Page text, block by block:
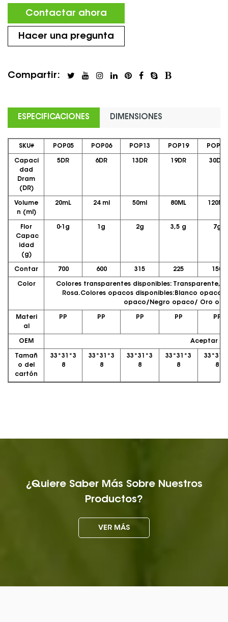
Contactar ahora
Hacer una pregunta
Compartir:
ESPECIFICACIONES DIMENSIONES
SKU# POP05 POP06 POP13 POP19 POP30
Capaci
dad
Dram
(DR)
5DR 6DR 13DR 19DR 30DR
Volume
n (ml)
20mL 24 ml 50ml 80ML 120ML
Flor
Capac
idad
(g)
0-1g 1g 2g 3,5 g 7g
Contar 700 600 315 225 150
Color
Colores transparentes disponibles: Transparente,
Rosa.Colores opacos disponibles:Blanco
opaco/Negro opaco/ Oro
Materi
al
PP PP PP PP PP
OEM Aceptar
Tamañ
o del
cartón
33*31*3
8
33*31*3
8
33*31*3
8
33*31*3
8
8
¿Quiere Saber Más Sobre Nuestros
Productos?
VER MÁS